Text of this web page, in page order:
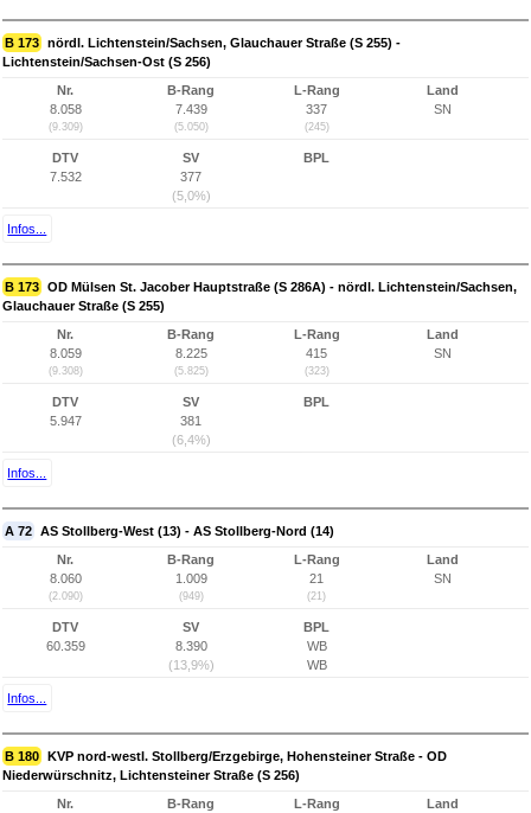
B 173 nördl. Lichtenstein/Sachsen, Glauchauer Straße (S 255) -
Lichtenstein/Sachsen-Ost (S 256)
Nr.
8.058
(9.309)
B-Rang
7.439
(5.050)
L-Rang
337
(245)
Land
SN
DTV
7.532
SV
377
(5,0%)
BPL
Infos...
B 173 OD Mülsen St. Jacober Hauptstraße (S 286A) - nördl. Lichtenstein/Sachsen,
Glauchauer Straße (S 255)
Nr.
8.059
(9.308)
B-Rang
8.225
(5.825)
L-Rang
415
(323)
Land
SN
DTV
5.947
SV
381
(6,4%)
BPL
Infos...
A 72 AS Stollberg-West (13) - AS Stollberg-Nord (14)
Nr.
8.060
(2.090)
B-Rang
1.009
(949)
L-Rang
21
(21)
Land
SN
DTV
60.359
SV
8.390
(13,9%)
BPL
WB
WB
Infos...
B 180 KVP nord-westl. Stollberg/Erzgebirge, Hohensteiner Straße - OD
Niederwürschnitz, Lichtensteiner Straße (S 256)
Nr.
B-Rang
L-Rang
Land